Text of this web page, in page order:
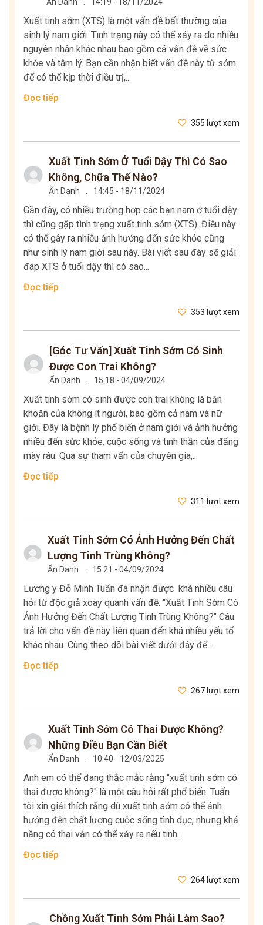
Xuất tinh sớm (XTS) là một vấn đề bất thường của
sinh lý nam giới. Tình trạng này có thể xảy ra do nhiều
nguyên nhân khác nhau bao gồm cả vấn đề về sức
khỏe và tâm lý. Bạn cần nhận biết vấn đề này từ sớm
để có thể kịp thời điều trị,...
Đọc tiếp
355 lượt xem
Xuất Tinh Sớm Ở Tuổi Dậy Thì Có Sao
Không, Chữa Thế Nào?
Ẩn Danh 14:45 - 18/11/2024
Gần đây, có nhiều trường hợp các bạn nam ở tuổi dậy
thì cũng gặp tình trạng xuất tinh sớm (XTS). Điều này
có thể gây ra nhiều ảnh hưởng đến sức khỏe cũng
như sinh lý nam giới sau này. Bài viết sau đây sẽ giải
đáp XTS ở tuổi dậy thì có sao...
Đọc tiếp
353 lượt xem
[Góc Tư Vấn] Xuất Tinh Sớm Có Sinh
Được Con Trai Không?
Ẩn Danh 15:18 - 04/09/2024
Xuất tinh sớm có sinh được con trai không là băn
khoăn của không ít người, bao gồm cả nam và nữ
giới. Đây là bệnh lý phổ biến ở nam giới và ảnh hưởng
nhiều đến sức khỏe, cuộc sống và tinh thần của đấng
mày râu. Qua sự tham vấn của chuyên gia,...
Đọc tiếp
311 lượt xem
Xuất Tinh Sớm Có Ảnh Hưởng Đến Chất
Lượng Tinh Trùng Không?
Ẩn Danh 15:21 - 04/09/2024
Lương y Đỗ Minh Tuấn đã nhận được khá nhiều câu
hỏi từ độc giả xoay quanh vấn đề: "Xuất Tinh Sớm Có
Ảnh Hưởng Đến Chất Lượng Tinh Trùng Không?" Câu
trả lời cho vấn đề này liên quan đến khá nhiều yếu tố
khác nhau. Cùng theo dõi bài viết dưới đây để...
Đọc tiếp
267 lượt xem
Xuất Tinh Sớm Có Thai Được Không?
Những Điều Bạn Cần Biết
Ẩn Danh 10:40 - 12/03/2025
Anh em có thể đang thắc mắc rằng "xuất tinh sớm có
thai được không?" là một câu hỏi rất phổ biến. Tuấn
tôi xin giải thích rằng dù xuất tinh sớm có thể ảnh
hưởng đến chất lượng cuộc sống tình dục, nhưng khả
năng có thai vẫn có thể xảy ra nếu tinh...
Đọc tiếp
264 lượt xem
Chồng Xuất Tinh Sớm Phải Làm Sao?